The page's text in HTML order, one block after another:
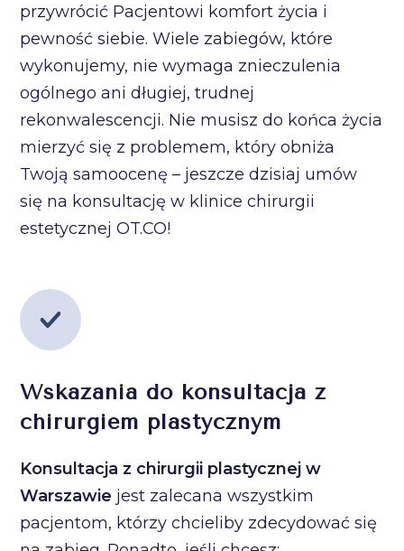
przywrócić Pacjentowi komfort życia i
pewność siebie. Wiele zabiegów, które
wykonujemy, nie wymaga znieczulenia
ogólnego ani długiej, trudnej
rekonwalescencji. Nie musisz do końca życia
mierzyć się z problemem, który obniża
Twoją samoocenę – jeszcze dzisiaj umów
się na konsultację w klinice chirurgii
estetycznej OT.CO!
Wskazania do konsultacja z
chirurgiem plastycznym
Konsultacja z chirurgii plastycznej w
Warszawie jest zalecana wszystkim
pacjentom, którzy chcieliby zdecydować się